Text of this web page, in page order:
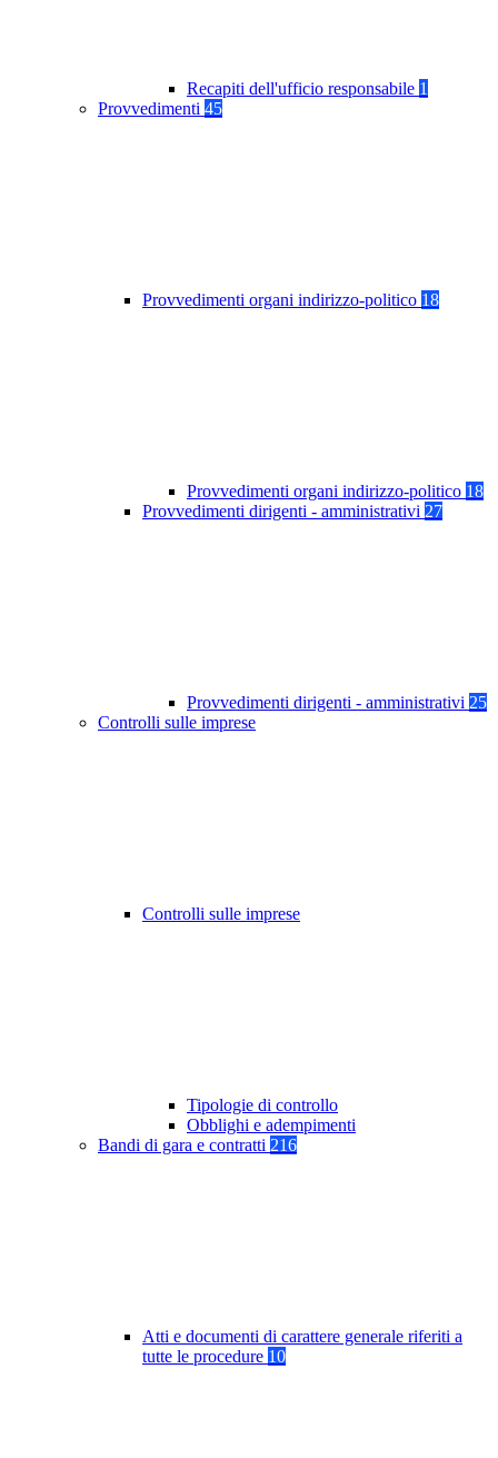
Recapiti dell'ufficio responsabile 1
Provvedimenti 45
Provvedimenti organi indirizzo-politico 18
Provvedimenti organi indirizzo-politico 18
Provvedimenti dirigenti - amministrativi 27
Provvedimenti dirigenti - amministrativi 25
Controlli sulle imprese
Controlli sulle imprese
Tipologie di controllo
Obblighi e adempimenti
Bandi di gara e contratti 216
Atti e documenti di carattere generale riferiti a
tutte le procedure 10